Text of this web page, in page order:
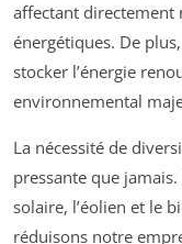
affectant directement
énergétiques. De
stocker l’énergie
environnemental
La nécessité de
pressante que
solaire, l’éolien et le
réduisons notre